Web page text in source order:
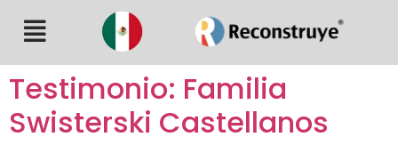
Testimonio: Familia
Swisterski Castellanos